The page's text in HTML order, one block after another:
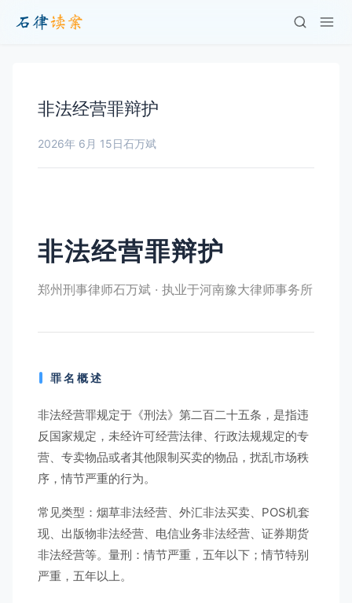
非法经营罪辩护
2026年 6月 15日石万斌
非法经营罪辩护
郑州刑事律师石万斌 · 执业于河南豫大律师事务所
罪名概述
非法经营罪规定于《刑法》第二百二十五条，是指违
反国家规定，未经许可经营法律、行政法规规定的专
营、专卖物品或者其他限制买卖的物品，扰乱市场秩
序，情节严重的行为。
常见类型：烟草非法经营、外汇非法买卖、POS机套
现、出版物非法经营、电信业务非法经营、证券期货
非法经营等。量刑：情节严重，五年以下；情节特别
严重，五年以上。